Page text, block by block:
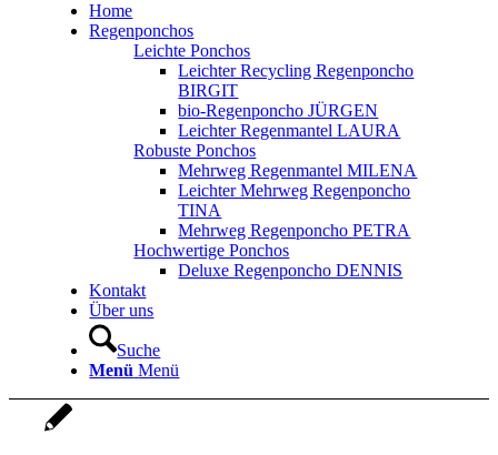
Home
Regenponchos
Leichte Ponchos
Leichter Recycling Regenponcho
BIRGIT
bio-Regenponcho JÜRGEN
Leichter Regenmantel LAURA
Robuste Ponchos
Mehrweg Regenmantel MILENA
Leichter Mehrweg Regenponcho
TINA
Mehrweg Regenponcho PETRA
Hochwertige Ponchos
Deluxe Regenponcho DENNIS
Kontakt
Über uns
Suche
Menü Menü